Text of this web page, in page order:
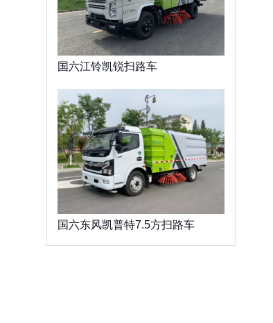
国六江铃凯锐扫路车
国六东风凯普特7.5方扫路车